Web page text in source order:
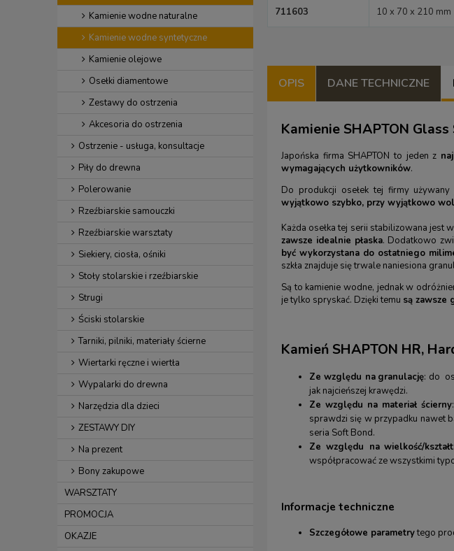
Kamienie wodne naturalne
Kamienie wodne syntetyczne
Kamienie olejowe
Osełki diamentowe
Zestawy do ostrzenia
Akcesoria do ostrzenia
Ostrzenie - usługa, konsultacje
Piły do drewna
Polerowanie
Rzeźbiarskie samouczki
Rzeźbiarskie warsztaty
Siekiery, ciosła, ośniki
Stoły stolarskie i rzeźbiarskie
Strugi
Ściski stolarskie
Tarniki, pilniki, materiały ścierne
Wiertarki ręczne i wiertła
Wypalarki do drewna
Narzędzia dla dzieci
ZESTAWY DIY
Na prezent
Bony zakupowe
WARSZTATY
PROMOCJA
OKAZJE
711603 10 x 70 x 210 mm
OPIS DANE TECHNICZNE
Kamienie SHAPTON
Japońska firma SHAPTON to jeden z
wymagających użytkowników.
Do produkcji osełek tej firmy
wyjątkowo szybko, przy wyjątkowo
Każda osełka tej serii stabilizowana jest
zawsze idealnie płaska. Dodatkowo
być wykorzystana do ostatniego
szkła znajduje się trwale naniesiona
Są to kamienie wodne, jednak w
je tylko spryskać. Dzięki temu są zawsze
Kamień SHAPTON HR,
Ze względu na granulację: do
jak najcieńszej krawędzi.
Ze względu na materiał ścierny
sprawdzi się w przypadku nawet
seria Soft Bond.
Ze względu na wielkość/kształt
współpracować ze wszystkimi
Informacje techniczne
Szczegółowe parametrytego